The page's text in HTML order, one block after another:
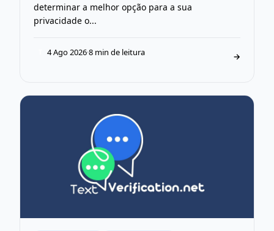
determinar a melhor opção para a sua
privacidade o...
4 Ago 2026·8 min de leitura →